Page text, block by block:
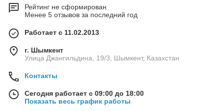
Рейтинг не сформирован
Менее 5 отзывов за последний год
Работает с 11.02.2013
г. Шымкент
Улица Джангильдина, 19/3, Шымкент, Казахстан
Контакты
Сегодня работает с 09:00 до 18:00
Показать весь график работы